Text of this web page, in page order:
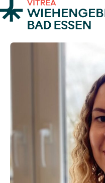
Zum Inhalt springen